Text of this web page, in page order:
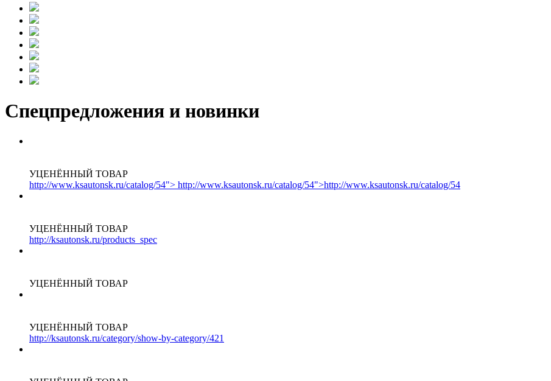
Спецпредложения и новинки
УЦЕНЁННЫЙ ТОВАР
http://www.ksautonsk.ru/catalog/54"> http://www.ksautonsk.ru/catalog/54">http://www.ksautonsk.ru/catalog/54
УЦЕНЁННЫЙ ТОВАР
http://ksautonsk.ru/products_spec
УЦЕНЁННЫЙ ТОВАР
УЦЕНЁННЫЙ ТОВАР
http://ksautonsk.ru/category/show-by-category/421